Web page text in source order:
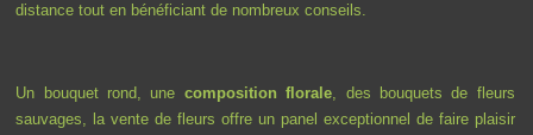
distance tout en bénéficiant de nombreux conseils.
Un bouquet rond, une composition florale, des bouquets de fleurs
sauvages, la vente de fleurs offre un panel exceptionnel de faire plaisir